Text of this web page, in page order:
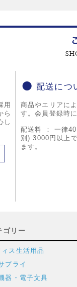
用
ら
し
配送につ
商品やエリアに
す。会員登録時
配送料 ： 一律
別) 3000円以上
ます。
ゴリー
ィス生活用品
プライ
器・電子文具